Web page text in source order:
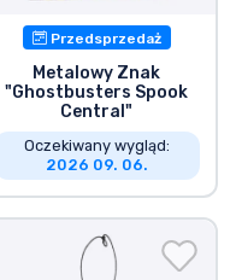
Przedsprzedaż
Metalowy Znak
"Ghostbusters Spook
Central"
Oczekiwany wygląd:
2026 09. 06.